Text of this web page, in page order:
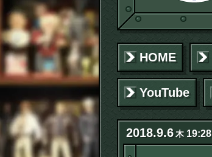
HOME
YouTube
2018.9.6木19:28